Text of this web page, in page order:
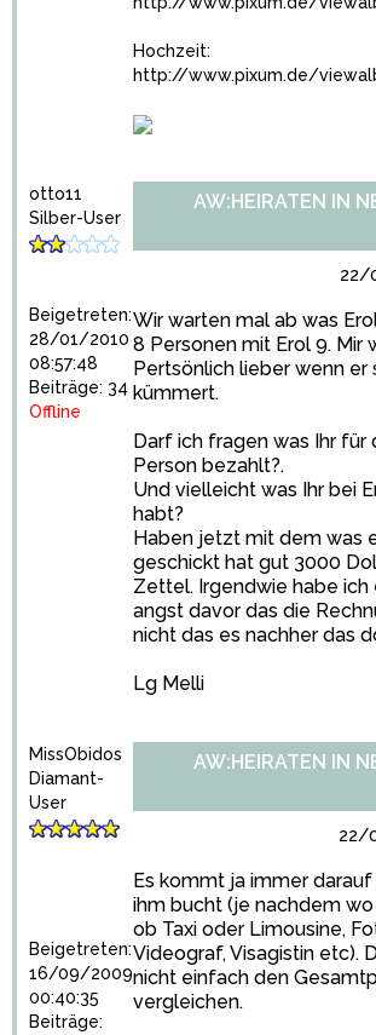
Hochzeit:
http://www.pixum.de/
otto11
Silber-User
Beigetreten:
28/01/2010
08:57:48
Beiträge: 34
Offline
AW:HEIRATEN IN
22/
Wir warten mal ab was
8 Personen mit Erol 9. Mir
Pertsönlich lieber wenn er
kümmert.
Darf ich fragen was Ihr für
Person bezahlt?.
Und vielleicht was Ihr bei
habt?
Haben jetzt mit dem was
geschickt hat gut 3000
Zettel. Irgendwie habe ich
angst davor das die
nicht das es nachher das
Lg Melli
MissObidos
Diamant-
User
Beigetreten:
16/09/2009
00:40:35
Beiträge:
AW:HEIRATEN IN
22/
Es kommt ja immer darauf
ihm bucht (je nachdem
ob Taxi oder Limousine,
Videograf, Visagistin etc).
nicht einfach den
vergleichen.